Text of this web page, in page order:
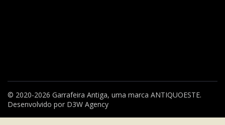
© 2020-2026 Garrafeira Antiga, uma marca ANTIQUOESTE.
Desenvolvido por D3W Agency